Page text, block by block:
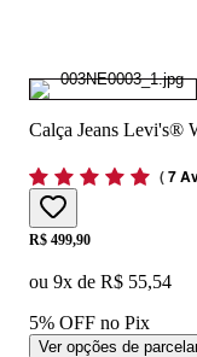
Calça Jeans Levi's®
(7
Price:
R$ 499,90
ou 9x de R$ 55,54
5% OFF no Pix
Ver opções de